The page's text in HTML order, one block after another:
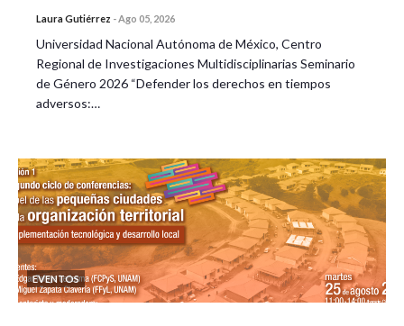
Laura Gutiérrez -Ago 05, 2026
Universidad Nacional Autónoma de México, Centro
Regional de Investigaciones Multidisciplinarias Seminario
de Género 2026 “Defender los derechos en tiempos
adversos:…
EVENTOS